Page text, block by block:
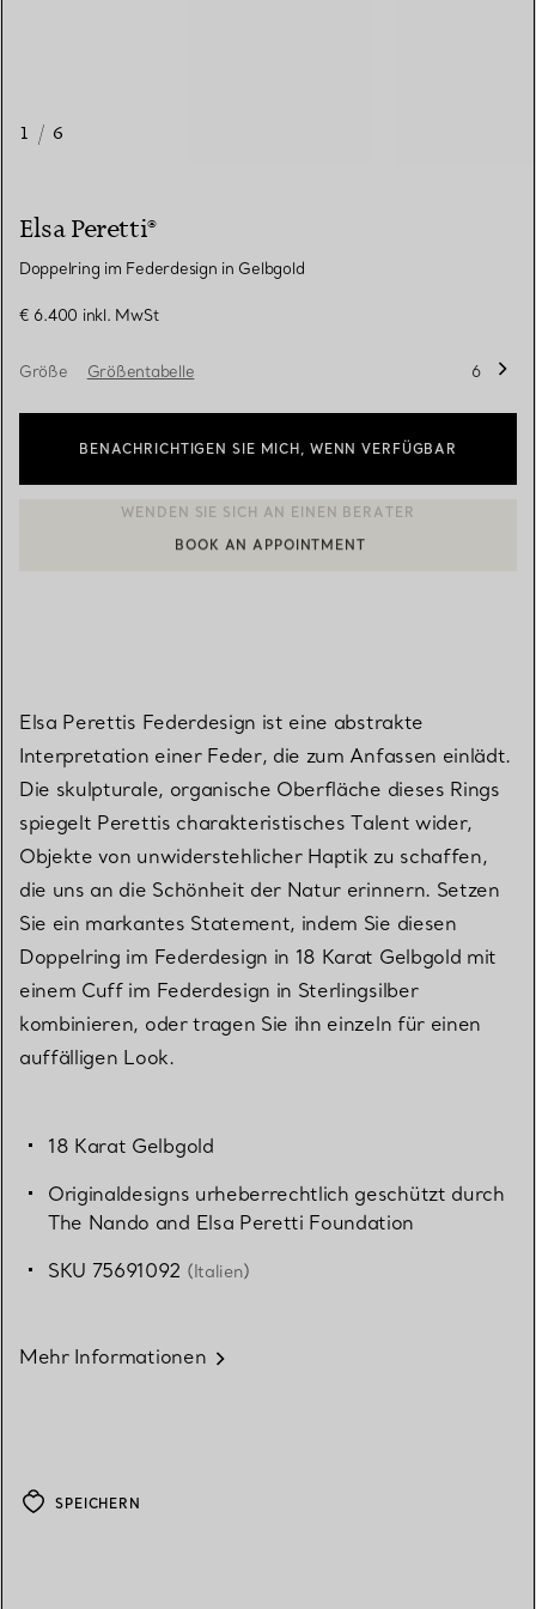
1 / 6
Elsa Peretti®
Doppelring im Federdesign in Gelbgold
€ 6.400 inkl. MwSt
Größe Größentabelle 6
BENACHRICHTIGEN SIE MICH, WENN VERFÜGBAR
EINEN KUNDENBERATER KONTAKTIEREN ODER EINEN
BOOK AN APPOINTMENT
Elsa Perettis Federdesign ist eine abstrakte
Interpretation einer Feder, die zum Anfassen einlädt.
Die skulpturale, organische Oberfläche dieses Rings
spiegelt Perettis charakteristisches Talent wider,
Objekte von unwiderstehlicher Haptik zu schaffen,
die uns an die Schönheit der Natur erinnern. Setzen
Sie ein markantes Statement, indem Sie diesen
Doppelring im Federdesign in 18 Karat Gelbgold mit
einem Cuff im Federdesign in Sterlingsilber
kombinieren, oder tragen Sie ihn einzeln für einen
auffälligen Look.
18 Karat Gelbgold
Originaldesigns urheberrechtlich geschützt durch
The Nando and Elsa Peretti Foundation
SKU 75691092 (Italien)
Mehr Informationen
SPEICHERN